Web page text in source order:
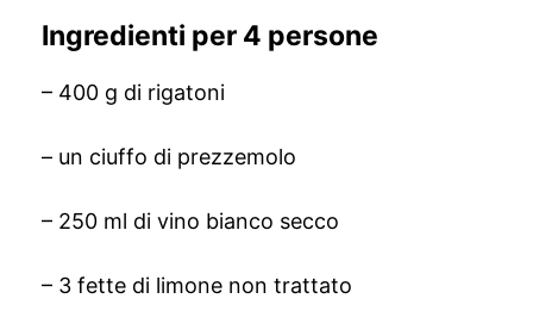
Ingredienti per 4 persone
– 400 g di rigatoni
– un ciuffo di prezzemolo
– 250 ml di vino bianco secco
– 3 fette di limone non trattato